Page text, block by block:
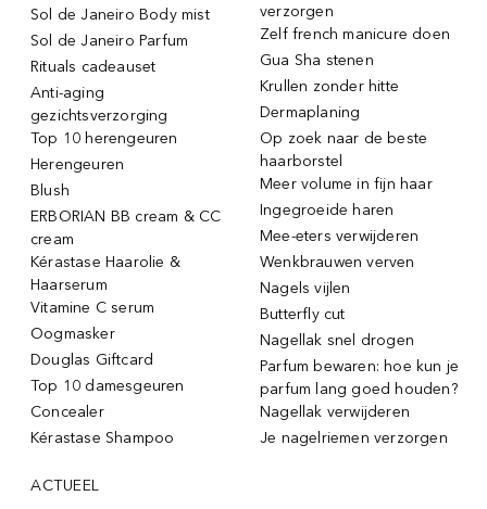
Sol de Janeiro Body mist
Sol de Janeiro Parfum
Rituals cadeauset
Anti-aging
gezichtsverzorging
Top 10 herengeuren
Herengeuren
Blush
ERBORIAN BB cream & CC
cream
Kérastase Haarolie &
Haarserum
Vitamine C serum
Oogmasker
Douglas Giftcard
Top 10 damesgeuren
Concealer
Kérastase Shampoo
verzorgen
Zelf french manicure doen
Gua Sha stenen
Krullen zonder hitte
Dermaplaning
Op zoek naar de beste
haarborstel
Meer volume in fijn haar
Ingegroeide haren
Mee-eters verwijderen
Wenkbrauwen verven
Nagels vijlen
Butterfly cut
Nagellak snel drogen
Parfum bewaren: hoe kun je
parfum lang goed houden?
Nagellak verwijderen
Je nagelriemen verzorgen
ACTUEEL